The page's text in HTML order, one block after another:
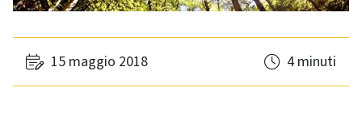
15 maggio 2018 4 minuti